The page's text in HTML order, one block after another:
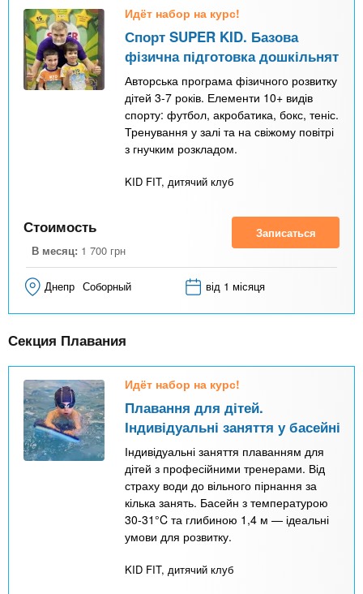
Идёт набор на курс!
Спорт SUPER KID. Базова
фізична підготовка дошкільнят
Авторська програма фізичного розвитку
дітей 3-7 років. Елементи 10+ видів
спорту: футбол, акробатика, бокс, теніс.
Тренування у залі та на свіжому повітрі
з гнучким розкладом.
KID FIT, дитячий клуб
Стоимость
В месяц: 1 700 грн
Записаться
Днепр Соборный від 1 місяця
Секция Плавания
Идёт набор на курс!
Плавання для дітей.
Індивідуальні заняття у басейні
Індивідуальні заняття плаванням для
дітей з професійними тренерами. Від
страху води до вільного пірнання за
кілька занять. Басейн з температурою
30-31°C та глибиною 1,4 м — ідеальні
умови для розвитку.
KID FIT, дитячий клуб